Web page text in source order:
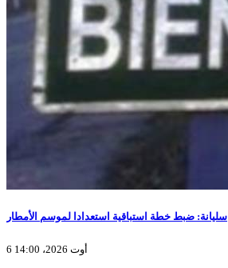
سليانة: ضبط خطة استباقية استعدادا لموسم الأمطار
6 أوت 2026، 14:00